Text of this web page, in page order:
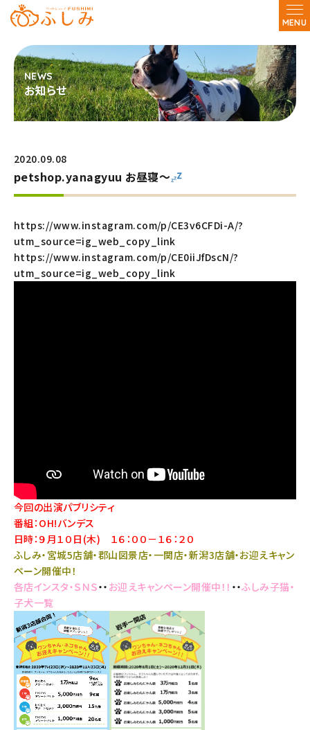
MENU
お知らせ
2020.09.08
petshop.yanagyuu お昼寝〜
https://www.instagram.com/p/CE3v6CFDi-A/?
utm_source=ig_web_copy_link
https://www.instagram.com/p/CE0iiJfDscN/?
utm_source=ig_web_copy_link
今回の出演パブリシティ
番組：OH!バンデス
日時：９月１０日(木) １６：００－１６：２０
ふしみ・宮城5店舗・郡山図景店・一関店・新潟3店舗・お迎えキャン
ペーン開催中！
各店インスタ・ＳＮＳ・・ お迎えキャンペーン開催中！！ ・・ふしみ子猫・
子犬一覧